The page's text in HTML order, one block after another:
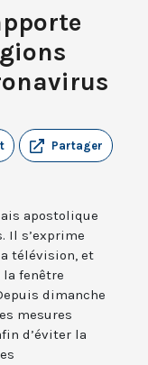
Partager
apostolique
Il s’exprime
télévision, et
fenêtre
dimanche
mesures
d’éviter la